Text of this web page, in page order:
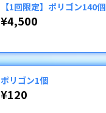
【1回限定】ポリゴン140個
¥4,500
ポリゴン1個
¥120